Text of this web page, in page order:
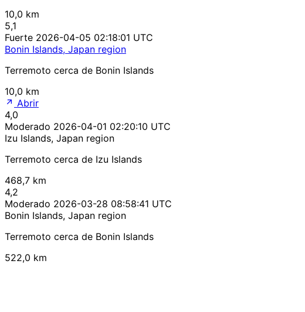
10,0 km
5,1
Fuerte 2026-04-05 02:18:01 UTC
Bonin Islands, Japan region
Terremoto cerca de Bonin Islands
10,0 km
Abrir
4,0
Moderado 2026-04-01 02:20:10 UTC
Izu Islands, Japan region
Terremoto cerca de Izu Islands
468,7 km
4,2
Moderado 2026-03-28 08:58:41 UTC
Bonin Islands, Japan region
Terremoto cerca de Bonin Islands
522,0 km